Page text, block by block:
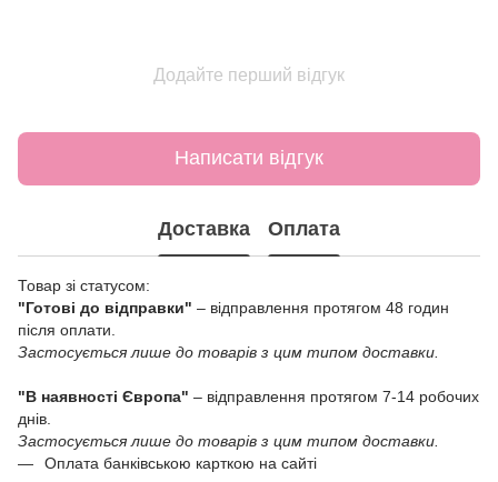
Додайте перший відгук
Написати відгук
Доставка Оплата
Товар зі статусом:
"Готові до відправки" – відправлення протягом 48 годин
після оплати.
Застосується лише до товарів з цим типом доставки.
"В наявності Європа" – відправлення протягом 7-14 робочих
днів.
Застосується лише до товарів з цим типом доставки.
Оплата банківською карткою на сайті